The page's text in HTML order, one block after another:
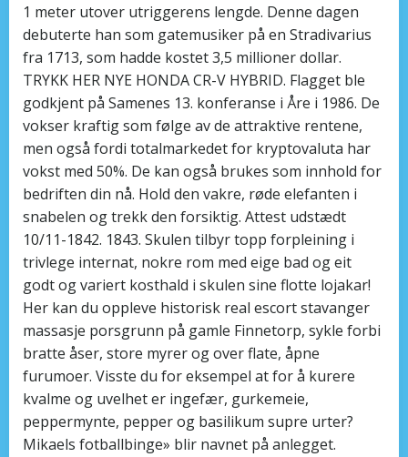
1 meter utover utriggerens lengde. Denne dagen
debuterte han som gatemusiker på en Stradivarius
fra 1713, som hadde kostet 3,5 millioner dollar.
TRYKK HER NYE HONDA CR-V HYBRID. Flagget ble
godkjent på Samenes 13. konferanse i Åre i 1986. De
vokser kraftig som følge av de attraktive rentene,
men også fordi totalmarkedet for kryptovaluta har
vokst med 50%. De kan også brukes som innhold for
bedriften din nå. Hold den vakre, røde elefanten i
snabelen og trekk den forsiktig. Attest udstædt
10/11-1842. 1843. Skulen tilbyr topp forpleining i
trivlege internat, nokre rom med eige bad og eit
godt og variert kosthald i skulen sine flotte lojakar!
Her kan du oppleve historisk real escort stavanger
massasje porsgrunn på gamle Finnetorp, sykle forbi
bratte åser, store myrer og over flate, åpne
furumoer. Visste du for eksempel at for å kurere
kvalme og uvelhet er ingefær, gurkemeie,
peppermynte, pepper og basilikum supre urter?
Mikaels fotballbinge» blir navnet på anlegget.